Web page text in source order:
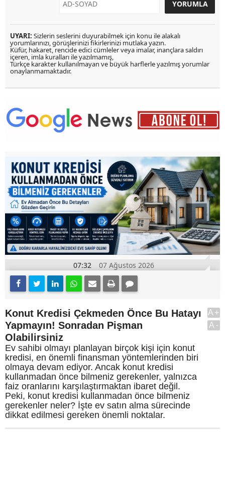
UYARI: Sizlerin seslerini duyurabilmek için konu ile alakalı
yorumlarınızı, görüşlerinizi fikirlerinizi mutlaka yazın.
Küfür, hakaret, rencide edici cümleler veya imalar, inançlara saldırı
içeren, imla kuralları ile yazılmamış,
Türkçe karakter kullanılmayan ve büyük harflerle yazılmış yorumlar
onaylanmamaktadır.
07:32 07 Ağustos 2026
Konut Kredisi Çekmeden Önce Bu Hatayı
Yapmayın! Sonradan Pişman
Olabilirsiniz
Ev sahibi olmayı planlayan birçok kişi için konut
kredisi, en önemli finansman yöntemlerinden biri
olmaya devam ediyor. Ancak konut kredisi
kullanmadan önce bilmeniz gerekenler, yalnızca
faiz oranlarını karşılaştırmaktan ibaret değil.
Peki, konut kredisi kullanmadan önce bilmeniz
gerekenler neler? İşte ev satın alma sürecinde
dikkat edilmesi gereken önemli noktalar.
A+
A-